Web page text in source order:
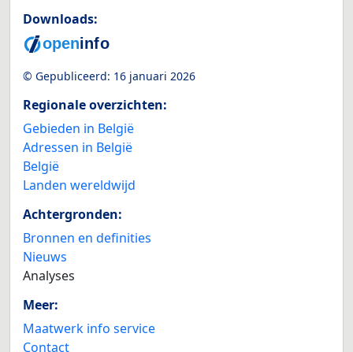
Downloads:
© Gepubliceerd: 16 januari 2026
Regionale overzichten:
Gebieden in België
Adressen in België
België
Landen wereldwijd
Achtergronden:
Bronnen en definities
Nieuws
Analyses
Meer:
Maatwerk info service
Contact